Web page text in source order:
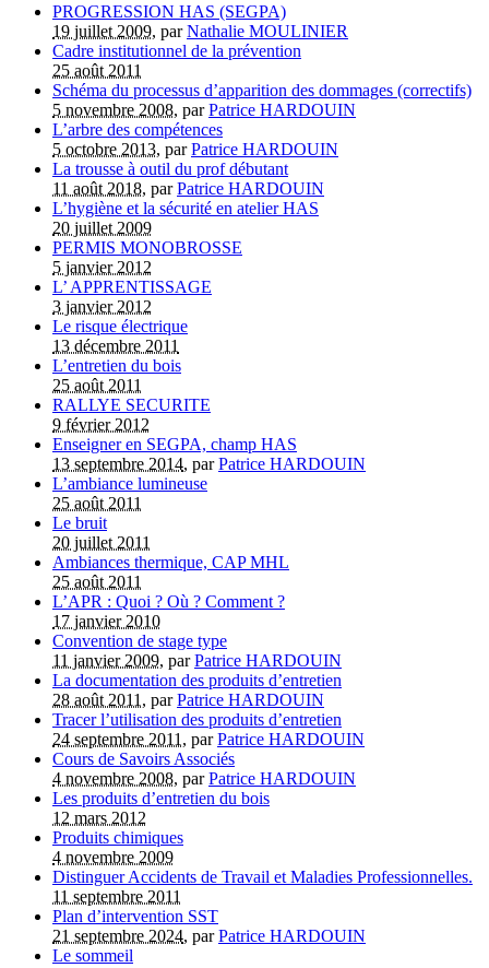
PROGRESSION HAS (SEGPA)
19 juillet 2009, parNathalie MOULINIER
Cadre institutionnel de la prévention
25 août 2011
Schéma du processus d’apparition des dommages (correctifs)
5 novembre 2008, parPatrice HARDOUIN
L’arbre des compétences
5 octobre 2013, parPatrice HARDOUIN
La trousse à outil du prof débutant
11 août 2018, parPatrice HARDOUIN
L’hygiène et la sécurité en atelier HAS
20 juillet 2009
PERMIS MONOBROSSE
5 janvier 2012
L’ APPRENTISSAGE
3 janvier 2012
Le risque électrique
13 décembre 2011
L’entretien du bois
25 août 2011
RALLYE SECURITE
9 février 2012
Enseigner en SEGPA, champ HAS
13 septembre 2014, parPatrice HARDOUIN
L’ambiance lumineuse
25 août 2011
Le bruit
20 juillet 2011
Ambiances thermique, CAP MHL
25 août 2011
L’APR : Quoi ? Où ? Comment ?
17 janvier 2010
Convention de stage type
11 janvier 2009, parPatrice HARDOUIN
La documentation des produits d’entretien
28 août 2011 , parPatrice HARDOUIN
Tracer l’utilisation des produits d’entretien
24 septembre 2011 , parPatrice HARDOUIN
Cours de Savoirs Associés
4 novembre 2008, parPatrice HARDOUIN
Les produits d’entretien du bois
12 mars 2012
Produits chimiques
4 novembre 2009
Distinguer Accidents de Travail et Maladies Professionnelles.
11 septembre 2011
Plan d’intervention SST
21 septembre 2024, parPatrice HARDOUIN
Le sommeil